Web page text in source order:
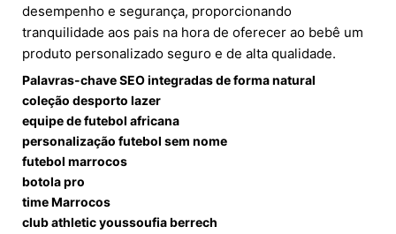
desempenho e segurança, proporcionando
tranquilidade aos pais na hora de oferecer ao bebê um
produto personalizado seguro e de alta qualidade.
Palavras-chave SEO integradas de forma natural
coleção desporto lazer
equipe de futebol africana
personalização futebol sem nome
futebol marrocos
botola pro
time Marrocos
club athletic youssoufia berrech